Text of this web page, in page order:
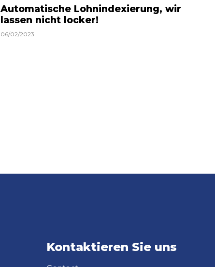
Automatische Lohnindexierung, wir
lassen nicht locker!
06/02/2023
Kontaktieren Sie uns